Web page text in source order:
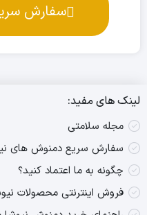
سفارش
لینک های مفید:
مجله سلامتی
سفارش سریع دمنوش های
چگونه به ما اعتماد کنید؟
فروش اینترنتی محصولات